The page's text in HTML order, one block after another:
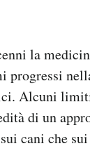
la
progressi
Alcuni
di un
cani che